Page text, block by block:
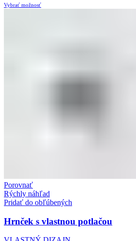
Vybrať možnosť
Porovnať
Rýchly náhľad
Pridať do obľúbených
Hrnček s vlastnou potlačou